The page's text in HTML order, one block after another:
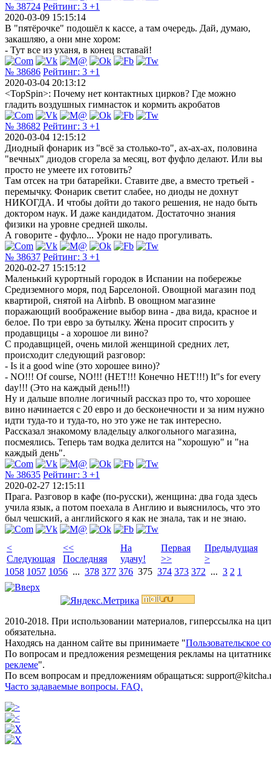
№ 38724 Рейтинг: 3 +1
2020-03-09 15:15:14
В "пятёрочке" подошёл к кассе, а там очередь. Дай, думаю,
закашляю, а они мне хором:
- Тут все из уханя, в конец вставай!
№ 38686 Рейтинг: 3 +1
2020-03-04 20:13:12
<TopSpin>: Почему нет контактных цирков? Где можно
гладить воздушных гимнасток и кормить акробатов
№ 38682 Рейтинг: 3 +1
2020-03-04 12:15:12
Диодный фонарик из "всё за столько-то", ах-ах-ах, половина
"вечных" диодов сгорела за месяц, вот фуфло делают. Или вы
просто не умеете их готовить?
Там отсек на три батарейки. Ставите две, а вместо третьей -
перемычку. Фонарик светит слабее, но диоды не дохнут
НИКОГДА. И чтобы дойти до такого решения, не надо быть
доктором наук. И даже кандидатом. Достаточно знания
физики на уровне средней школы.
А говорите - фуфло... Уроки не надо прогуливать.
№ 38637 Рейтинг: 3 +1
2020-02-27 15:15:12
Маленький курортный городок в Испании на побережье
Средиземного моря, под Барселоной. Овощной магазин под
квартирой, снятой на Airbnb. В овощном магазине
поражающий воображение выбор вина - два вида, красное и
белое. По три евро за бутылку. Жена просит спросить у
продавщицы - а хорошое ли вино?
С продавщицей, очень милой женщиной средних лет,
происходит следующий разговор:
- Is it a good wine (это хорошее вино)?
- NO!!! Of course, NO!!! (НЕТ!!! Конечно НЕТ!!!) It"s for every
day!!! (Это на каждый день!!!)
Ну и дальше вполне логичный рассказ про то, что хорошее
вино начинается с 20 евро и до бесконечности и за ним нужно
идти туда-то и туда-то, но это уже не так интересно.
Рассказал знакомому владельцу алкогольного магазина,
посмеялись. Теперь там водка делится на "хорошую" и "на
каждый день".
№ 38635 Рейтинг: 3 +1
2020-02-27 12:15:11
Прага. Разговор в кафе (по-русски), женщина: два года здесь
учила язык, а потом поехала в Англию и выяснилось, что это
был чешский, а английского я как не знала, так и не знаю.
<
Следующая
<<
Последняя
На
удачу!
Первая
>>
Предыдущая
>
1058 1057 1056 ... 378 377 376 375 374 373 372 ... 3 2 1
2010-2018. При использовании материалов, гиперссылка на
обязательна.
Находясь на данном сайте вы принимаете "Пользовательское
По вопросам и предложения резмещения рекламы на
реклеме".
По всем вопросам и предложениям обращаться:
Часто задаваемые вопросы. FAQ.